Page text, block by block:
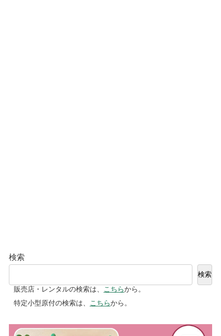
検索
検索
販売店・レンタルの検索は、
こちらから。
特定小型原付の検索は、
こちらから。